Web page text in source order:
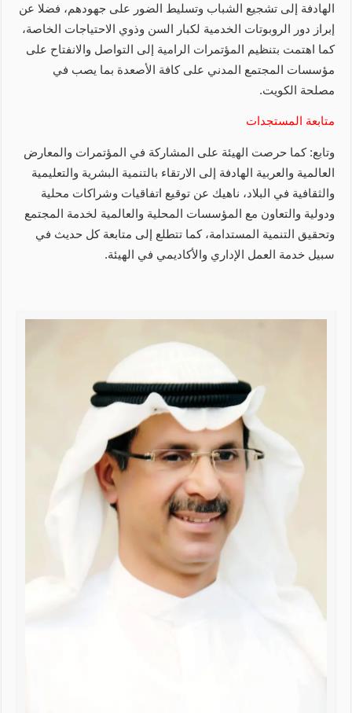
الهادفة إلى تشجيع الشباب وتسليط الضور على جهودهم، فضلا عن
إبراز دور الروبوتات الخدمية لكبار السن وذوي الاحتياجات الخاصة،
كما اهتمت بتنظيم المؤتمرات الرامية إلى التواصل والانفتاح على
مؤسسات المجتمع المدني على كافة الأصعدة بما يصب في
مصلحة الكويت.
متابعة المستجدات
وتابع: كما حرصت الهيئة على المشاركة في المؤتمرات والمعارض
العالمية والعربية الهادفة إلى الارتقاء بالتنمية البشرية والتعليمية
والثقافية في البلاد، ناهيك عن توقيع اتفاقيات وشراكات محلية
ودولية والتعاون مع المؤسسات المحلية والعالمية لخدمة المجتمع
وتحقيق التنمية المستدامة، كما تتطلع إلى متابعة كل حديث في
سبيل خدمة العمل الإداري والأكاديمي في الهيئة.